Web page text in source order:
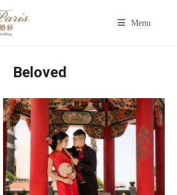
Menu
Beloved